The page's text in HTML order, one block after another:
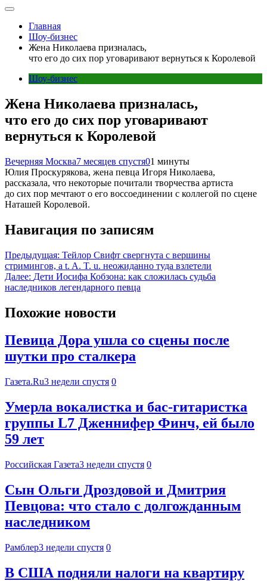
Главная
Шоу-бизнес
Жена Николаева призналась,
что его до сих пор уговаривают вернуться к Королевой
Шоу-бизнес
Жена Николаева призналась,
что его до сих пор уговаривают
вернуться к Королевой
Вечерняя Москва7 месяцев спустя01 минуты
Юлия Проскурякова, жена певца Игоря Николаева,
рассказала, что некоторые почитали творчества артиста
до сих пор мечтают о его воссоединении с коллегой по сцене
Наташей Королевой.
Навигация по записям
Предыдущая: Тейлор Свифт свергнута с вершины
стримингов, а t. A. T. u. неожиданно туда взлетели
Далее: Дети Иосифа Кобзона: как сложилась судьба
наследников легендарного певца
Похожие новости
Певица Дора ушла со сцены после
шутки про сталкера
Газета.Ru3 недели спустя 0
Умерла вокалистка и бас-гитаристка
группы L7 Дженнифер Финч, ей было
59 лет
Российская Газета3 недели спустя 0
Сын Ольги Дроздовой и Дмитрия
Певцова: что стало с долгожданным
наследником
Рамблер3 недели спустя 0
В США подняли налоги на квартиру